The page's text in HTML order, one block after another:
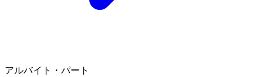
アルバイト・パート